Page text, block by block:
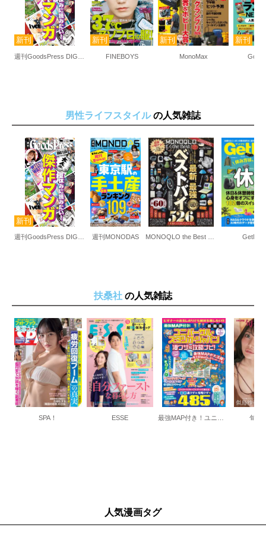
FINEBOYS MonoMax
男性ライフスタイルの人気雑誌
週刊MONODAS GetNavi
扶桑社 の人気雑誌
SPA！ ESSE 旬撮
人気漫画タグ